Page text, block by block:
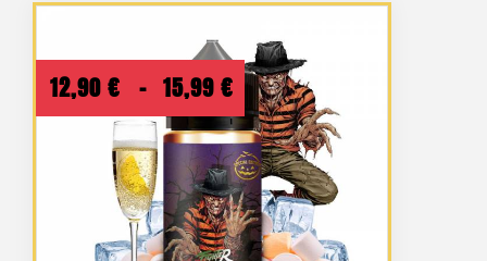
12,90 € – 15,99 € Plage
de
prix :
12,90 €
à